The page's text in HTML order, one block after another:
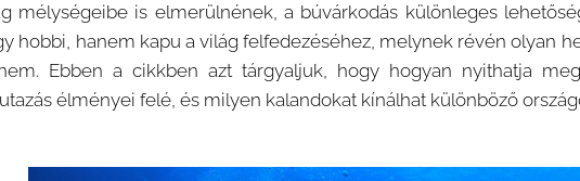
mélységeibe is elmerülnének, a búvárkodás különleges
hobbi, hanem kapu a világ felfedezéséhez, melynek révén olyan
Ebben a cikkben azt tárgyaljuk, hogy hogyan nyithatja
élményei felé, és milyen kalandokat kínálhat különböző